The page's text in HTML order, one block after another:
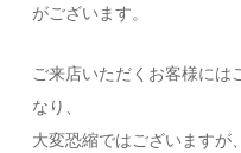
がございます。
ご来店いただくお客様には
なり、
大変恐縮ではございますが